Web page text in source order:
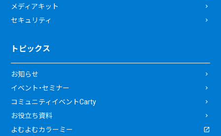
メディアキット
セキュリティ
トピックス
お知らせ
イベント・セミナー
コミュニティイベントCarty
お役立ち資料
よむよむカラーミー